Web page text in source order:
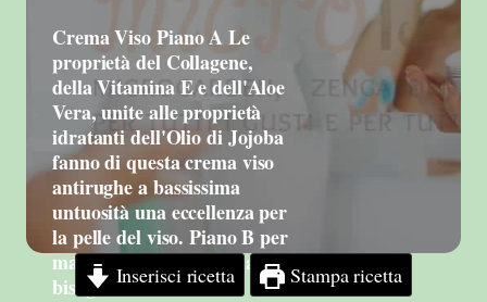
Crema Viso Piano A Le
proprietà del Collagene,
della Vitamina E e dell'Aloe
Vera, unite alle proprietà
idratanti dell'Olio di Jojoba
fanno di questa crema viso
antirughe a bassissima
untuosità una eccellenza per
la pelle del viso. Piano B per
mani arrossate, screpolate e
bisognose di cure.
Inserisci ricetta Stampa ricetta